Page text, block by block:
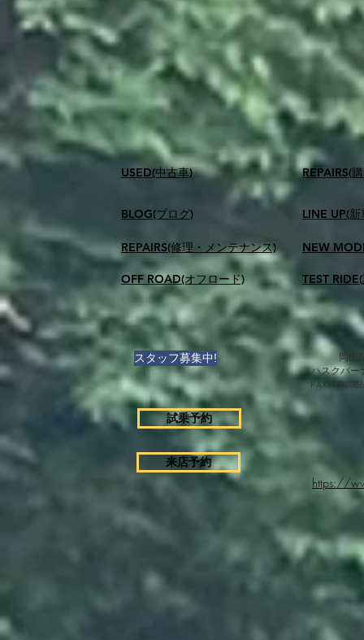
USED(中古車)
BLOG(ブログ)
REPAIRS(修理・メンテナンス)
OFF ROAD(オフロード)
​REPAIRS(
LINE UP(
NEW
TEST
スタッフ募集中!
試乗予約
来店予約
岡山
ハスクバー
FAX/TEL
https://